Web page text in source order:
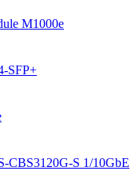
M1000e
SFP+
CBS3120G-S 1/10GbE